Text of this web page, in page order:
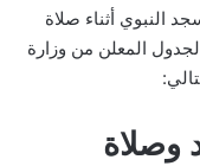
النبوي أثناء صلاة
المعلن من وزارة
وصلاة